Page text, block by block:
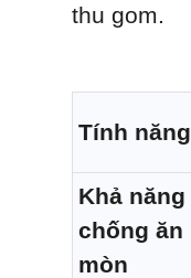
thu gom.
Tính năng
Khả năng
chống ăn
mòn